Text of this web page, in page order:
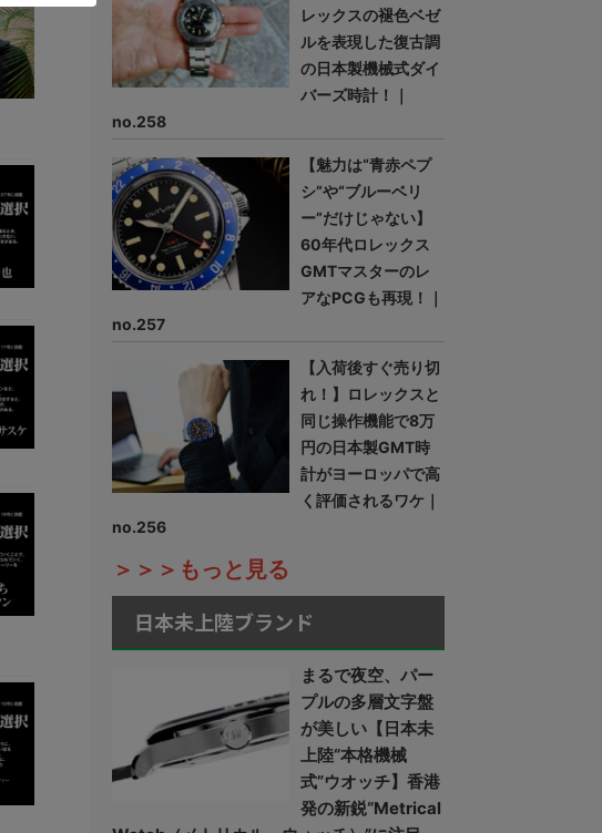
レックスの褪色ベゼ
ルを表現した復古調
の日本製機械式ダイ
バーズ時計！｜
no.258
【魅力は“青赤ペプ
シ”や“ブルーベリ
ー”だけじゃない】
60年代ロレックス
GMTマスターのレ
アなPCGも再現！｜
no.257
【入荷後すぐ売り切
れ！】ロレックスと
同じ操作機能で8万
円の日本製GMT時
計がヨーロッパで高
く評価されるワケ｜
no.256
＞＞＞もっと見る
日本未上陸ブランド
まるで夜空、パー
プルの多層文字盤
が美しい【日本未
上陸“本格機械
式”ウオッチ】香港
発の新鋭“Metrical